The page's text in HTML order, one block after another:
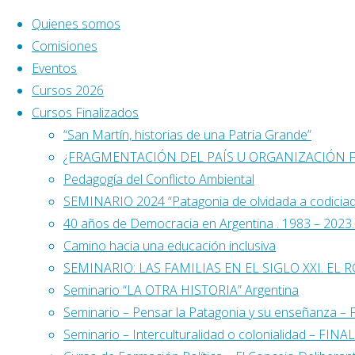
Saltar al contenido
Quienes somos
Comisiones
Eventos
Cursos 2026
Cursos Finalizados
“San Martín, historias de una Patria Grande”
¿FRAGMENTACIÓN DEL PAÍS U ORGANIZACIÓN
Pedagogía del Conflicto Ambiental
SEMINARIO 2024 “Patagonia de olvidada a
40 años de Democracia en Argentina . 1983 –
Camino hacia una educación inclusiva
SEMINARIO: LAS FAMILIAS EN EL SIGLO XXI. EL
Seminario “LA OTRA HISTORIA” Argentina
Seminario – Pensar la Patagonia y su enseñanza –
Seminario – Interculturalidad o colonialidad –
Buscar: